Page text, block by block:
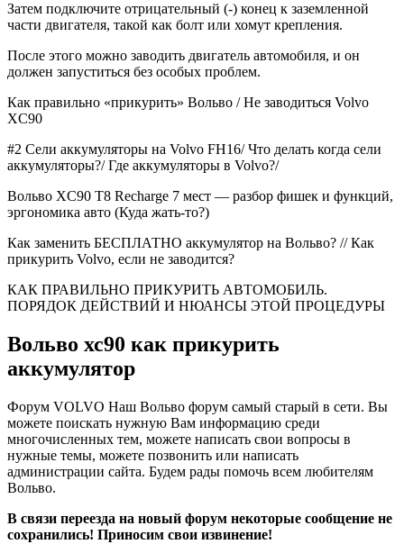
Затем подключите отрицательный (-) конец к заземленной
части двигателя, такой как болт или хомут крепления.
После этого можно заводить двигатель автомобиля, и он
должен запуститься без особых проблем.
Как правильно «прикурить» Вольво / Не заводиться Volvo
XC90
#2 Сели аккумуляторы на Volvo FH16/ Что делать когда сели
аккумуляторы?/ Где аккумуляторы в Volvo?/
Вольво XC90 T8 Recharge 7 мест — разбор фишек и функций,
эргономика авто (Куда жать-то?)
Как заменить БЕСПЛАТНО аккумулятор на Вольво? // Как
прикурить Volvo, если не заводится?
КАК ПРАВИЛЬНО ПРИКУРИТЬ АВТОМОБИЛЬ.
ПОРЯДОК ДЕЙСТВИЙ И НЮАНСЫ ЭТОЙ ПРОЦЕДУРЫ
Вольво хс90 как прикурить
аккумулятор
Форум VOLVO Наш Вольво форум самый старый в сети. Вы
можете поискать нужную Вам информацию среди
многочисленных тем, можете написать свои вопросы в
нужные темы, можете позвонить или написать
администрации сайта. Будем рады помочь всем любителям
Вольво.
В связи переезда на новый форум некоторые сообщение не
сохранились! Приносим свои извинение!